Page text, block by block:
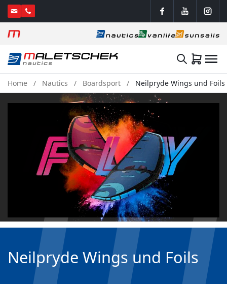
Home Nautics Boardsport Neilpryde Wings und Foils
Neilpryde Wings und Foils